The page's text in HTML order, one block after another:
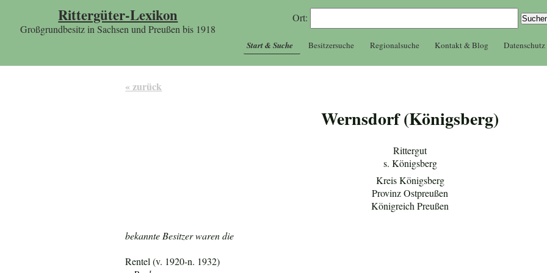
Rittergüter-Lexikon
Großgrundbesitz in Sachsen und Preußen bis 1918
Ort:
Start & Suche Besitzersuche Regionalsuche Kontakt & Blog Datenschutz
« zurück
Wernsdorf (Königsberg)
Rittergut
s. Königsberg
Kreis Königsberg
Provinz Ostpreußen
Königreich Preußen
bekannte Besitzer waren die
Rentel (v. 1920-n. 1932)